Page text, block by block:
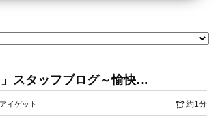
」スタッフブログ～愉快…
アイゲット 約1分